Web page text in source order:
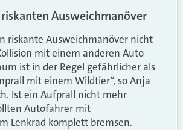
Ausweichmanöver
riskante Ausweichmanöver nicht
mit einem anderen Auto
ist in der Regel gefährlicher als
mit einem Wildtier“, so Anja
Ist ein Aufprall nicht mehr
Autofahrer mit
Lenkrad komplett bremsen.